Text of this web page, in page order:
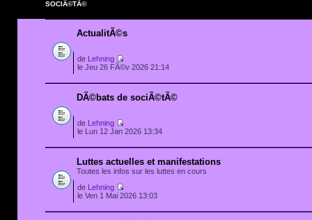
SOCIÃ©TÃ©
ActualitÃ©s
de
Lehning
le Jeu 26 FÃ©v 2026 21:14
DÃ©bats de sociÃ©tÃ©
de
Lehning
le Lun 12 Jan 2026 13:34
Luttes actuelles et manifestations
Toutes les infos sur les luttes en cours
de
Lehning
le Ven 1 Mai 2026 13:03